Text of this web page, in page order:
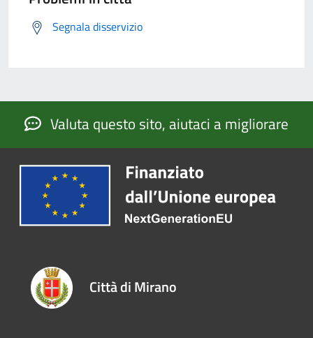
Segnala disservizio
Valuta questo sito, aiutaci a migliorare
Città di Mirano